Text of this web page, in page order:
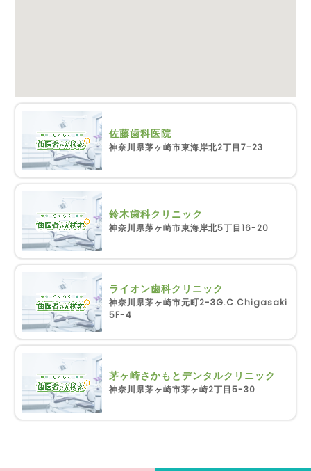
佐藤歯科医院
神奈川県茅ヶ崎市東海岸北2丁目7-23
鈴木歯科クリニック
神奈川県茅ヶ崎市東海岸北5丁目16-20
ライオン歯科クリニック
神奈川県茅ヶ崎市元町2-3G.C.Chigasaki
5F-4
茅ヶ崎さかもとデンタルクリニック
神奈川県茅ヶ崎市茅ヶ崎2丁目5-30